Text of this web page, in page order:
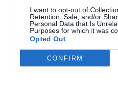
I want to opt-out of
Retention, Sale, and/or
Personal Data that Is
Purposes for which it was
Opted Out
CONFIRM
unas fiestas más seguras y